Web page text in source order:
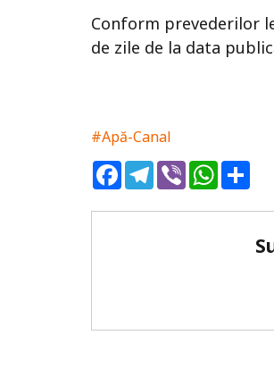
Conform prevederilor
de zile de la data
#Apă-Canal
FacebookTelegram
Viber